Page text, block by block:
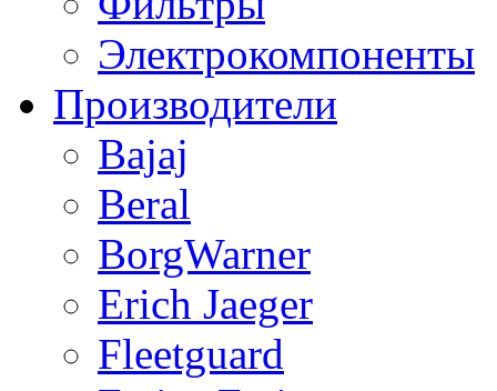
Электрокомпоненты
Производители
Bajaj
Beral
BorgWarner
Erich Jaeger
Fleetguard